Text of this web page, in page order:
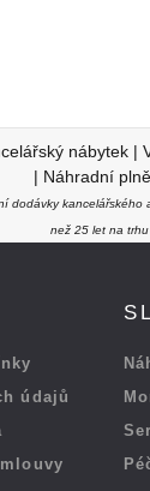
nábytek |
| Náhradní
dodávky
než 25 let na trhu
údajů